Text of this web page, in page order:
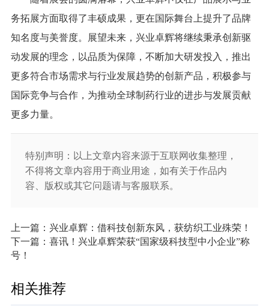
务拓展方面取得了丰硕成果，更在国际舞台上提升了品牌
知名度与美誉度。展望未来，兴业卓辉将继续秉承创新驱
动发展的理念，以品质为保障，不断加大研发投入，推出
更多符合市场需求与行业发展趋势的创新产品，积极参与
国际竞争与合作，为推动全球制药行业的进步与发展贡献
更多力量。
特别声明：以上文章内容来源于互联网收集整理，
不得将文章内容用于商业用途，如有关于作品内
容、版权或其它问题请与客服联系。
上一篇：兴业卓辉：借科技创新东风，获纺织工业殊荣！
下一篇：喜讯！兴业卓辉荣获“国家级科技型中小企业”称
号！
相关推荐